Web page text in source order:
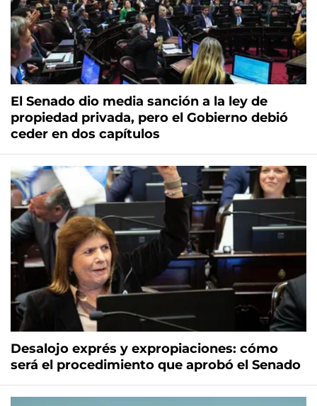
El Senado dio media sanción a la ley de
propiedad privada, pero el Gobierno debió
ceder en dos capítulos
Desalojo exprés y expropiaciones: cómo
será el procedimiento que aprobó el Senado